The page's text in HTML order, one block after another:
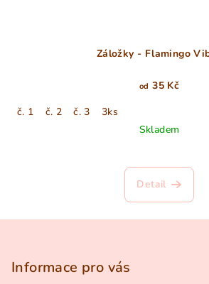
Záložky - Flamingo
od 35 Kč
č. 1
č. 2 č. 3
3ks
Skladem
Detail
Informace pro vás